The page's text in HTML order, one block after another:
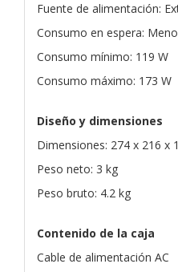
Fuente de alimentación:
Consumo en espera:
Consumo mínimo: 119 W
Consumo máximo: 173 W
Diseño y dimensiones
Dimensiones: 274 x 216 x
Peso neto: 3 kg
Peso bruto: 4.2 kg
Contenido de la caja
Cable de alimentación AC